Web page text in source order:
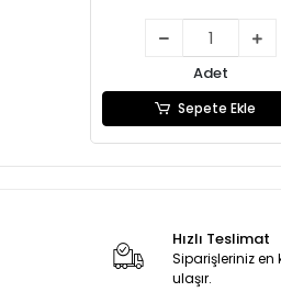
Adet
Sepete Ekle
Hızlı Teslimat
Siparişleriniz en
ulaşır.